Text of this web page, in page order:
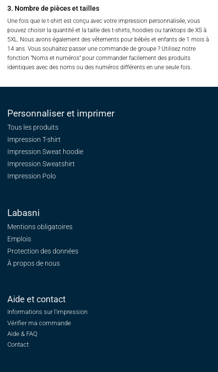
3. Nombre de pièces et tailles
Une fois que le t-shirt est conçu avec votre impression personnalisée, vous
pouvez choisir la quantité et la taille des t-shirts, hoodies ou tanktops de XS à
5XL. Nous avons également des vêtements pour bébés et enfants de 1 mois à
14 ans. Vous souhaitez passer une commande de groupe ? Utilisez notre
fonction "Noms et numéros" pour commander facilement des produits
identiques avec des noms ou des numéros différents en une seule fois.
Personnaliser et imprimer
Tous les produits
Impression T-shirt
Impression Sweat hoodie
Impression Sweatshirt
Impression Polo
Labasni
Mentions obligatoires
Emplois
Protection des données
À propos de nous
Aide et contact
Informations sur l'impression
Vérifier ma commande
Aide & FAQ
Contact